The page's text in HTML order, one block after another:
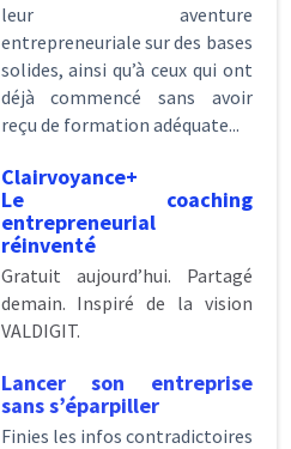
leur aventure
entrepreneuriale sur des bases
solides, ainsi qu’à ceux qui ont
déjà commencé sans avoir
reçu de formation adéquate...
Clairvoyance+
Le coaching
entrepreneurial
réinventé
Gratuit aujourd’hui. Partagé
demain. Inspiré de la vision
VALDIGIT.
Lancer son entreprise
sans s’éparpiller
Finies les infos contradictoires